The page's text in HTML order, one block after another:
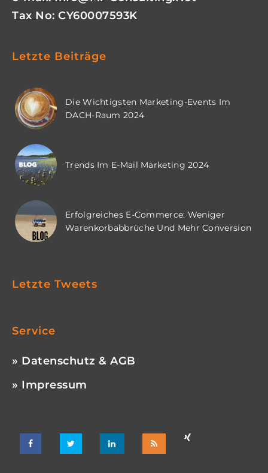
Tax No: CY60007593K
Letzte Beiträge
Die Wichtigsten Marketing-Events Im
DACH-Raum 2024
Trends Im E-Mail Marketing 2024
Erfolgreiches E-Commerce: Weniger
Warenkorbabbrüche Und Mehr Conversion
Letzte Tweets
Service
» Datenschutz & AGB
» Impressum